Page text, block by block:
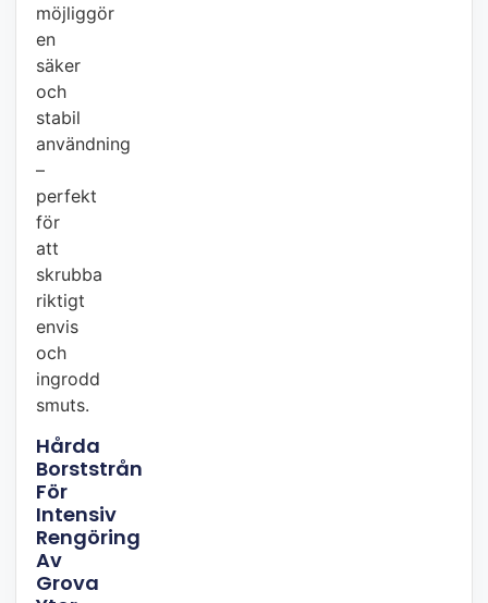
möjliggör
en
säker
och
stabil
användning
–
perfekt
för
att
skrubba
riktigt
envis
och
ingrodd
smuts.
Hårda
Borststrån
För
Intensiv
Rengöring
Av
Grova